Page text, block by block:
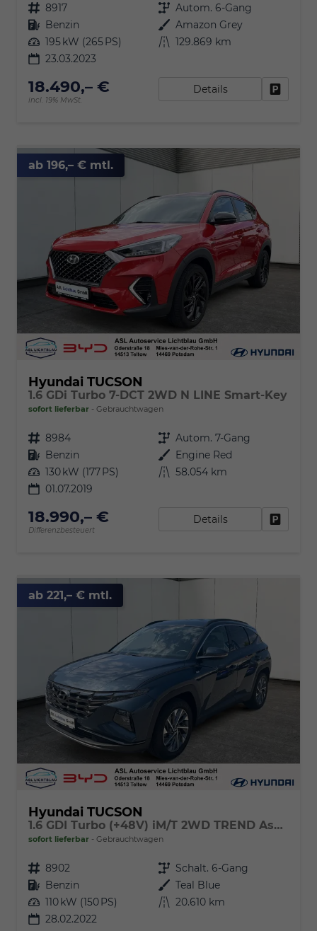
Fahrzeugnr. 8917 Getriebe Autom. 6-Gang
Kraftstoff Benzin Außenfarbe Amazon Grey
Leistung 195 kW (265 PS) Kilometerstand 129.869 km
23.03.2023
18.490,– €
incl. 19% MwSt.
Details
ab 196,– € mtl.
Hyundai TUCSON
1.6 GDi Turbo 7-DCT 2WD N LINE Smart-Key
sofort lieferbar Gebrauchtwagen
Fahrzeugnr. 8984 Getriebe Autom. 7-Gang
Kraftstoff Benzin Außenfarbe Engine Red
Leistung 130 kW (177 PS) Kilometerstand 58.054 km
01.07.2019
18.990,– €
Differenzbesteuert
Details
ab 221,– € mtl.
Hyundai TUCSON
1.6 GDI Turbo (+48V) iM/T 2WD TREND Assist.-Paket
sofort lieferbar Gebrauchtwagen
Fahrzeugnr. 8902 Getriebe Schalt. 6-Gang
Kraftstoff Benzin Außenfarbe Teal Blue
Leistung 110 kW (150 PS) Kilometerstand 20.610 km
28.02.2022